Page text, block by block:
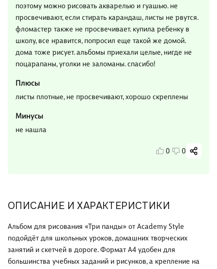
ОПИСАНИЕ И ХАРАКТЕРИСТИКИ
Альбом для рисования «Три панды» от Academy Style
подойдёт для школьных уроков, домашних творческих
занятий и скетчей в дороге. Формат А4 удобен для
большинства учебных заданий и рисунков, а крепление на
поэтому можно рисовать акварелью и гуашью. не
просвечивают, если стирать карандаш, листы не рвутся.
фломастер также не просвечивает. купила ребенку в
школу, все нравится, попросил еще такой же домой.
дома тоже рисует. альбомы приехали целые, нигде не
поцарапаны, уголки не заломаны. спасибо!
Плюсы
листы плотные, не просвечивают, хорошо скреплены
Минусы
не нашла
0 0